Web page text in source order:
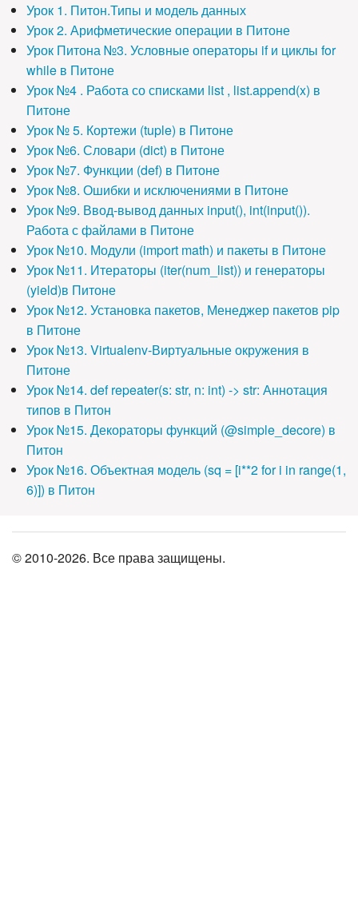
Урок 1. Питон.Типы и модель данных
Урок 2. Арифметические операции в Питоне
Урок Питона №3. Условные операторы if и циклы for
while в Питоне
Урок №4 . Работа со списками list , list.append(x) в
Питоне
Урок № 5. Кортежи (tuple) в Питоне
Урок №6. Словари (dict) в Питоне
Урок №7. Функции (def) в Питоне
Урок №8. Ошибки и исключениями в Питоне
Урок №9. Ввод-вывод данных input(), int(input()).
Работа с файлами в Питоне
Урок №10. Модули (import math) и пакеты в Питоне
Урок №11. Итераторы (iter(num_list)) и генераторы
(yield)в Питоне
Урок №12. Установка пакетов, Менеджер пакетов pip
в Питоне
Урок №13. Virtualenv-Виртуальные окружения в
Питоне
Урок №14. def repeater(s: str, n: int) -> str: Аннотация
типов в Питон
Урок №15. Декораторы функций (@simple_decore) в
Питон
Урок №16. Объектная модель (sq = [i**2 for i in range(1,
6)]) в Питон
© 2010-2026. Все права защищены.